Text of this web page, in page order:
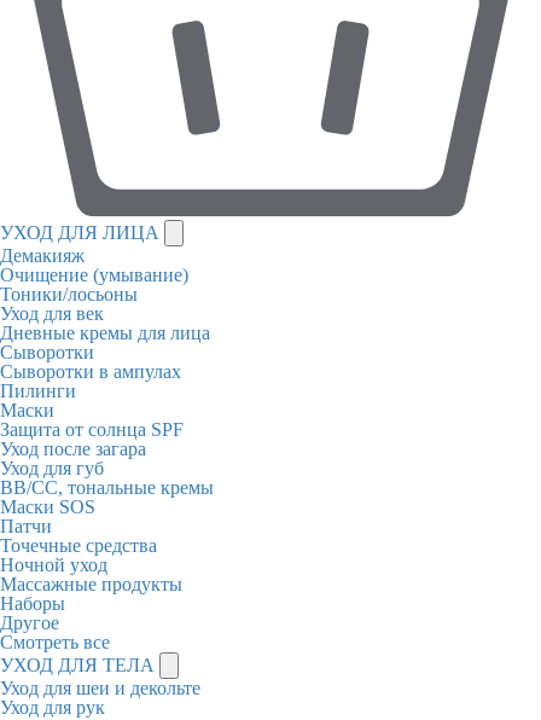
УХОД ДЛЯ ЛИЦА
Демакияж
Очищение (умывание)
Тоники/лосьоны
Уход для век
Дневные кремы для лица
Сыворотки
Сыворотки в ампулах
Пилинги
Маски
Защита от солнца SPF
Уход после загара
Уход для губ
BB/CC, тональные кремы
Маски SOS
Патчи
Точечные средства
Ночной уход
Массажные продукты
Наборы
Другое
Смотреть все
УХОД ДЛЯ ТЕЛА
Уход для шеи и декольте
Уход для рук